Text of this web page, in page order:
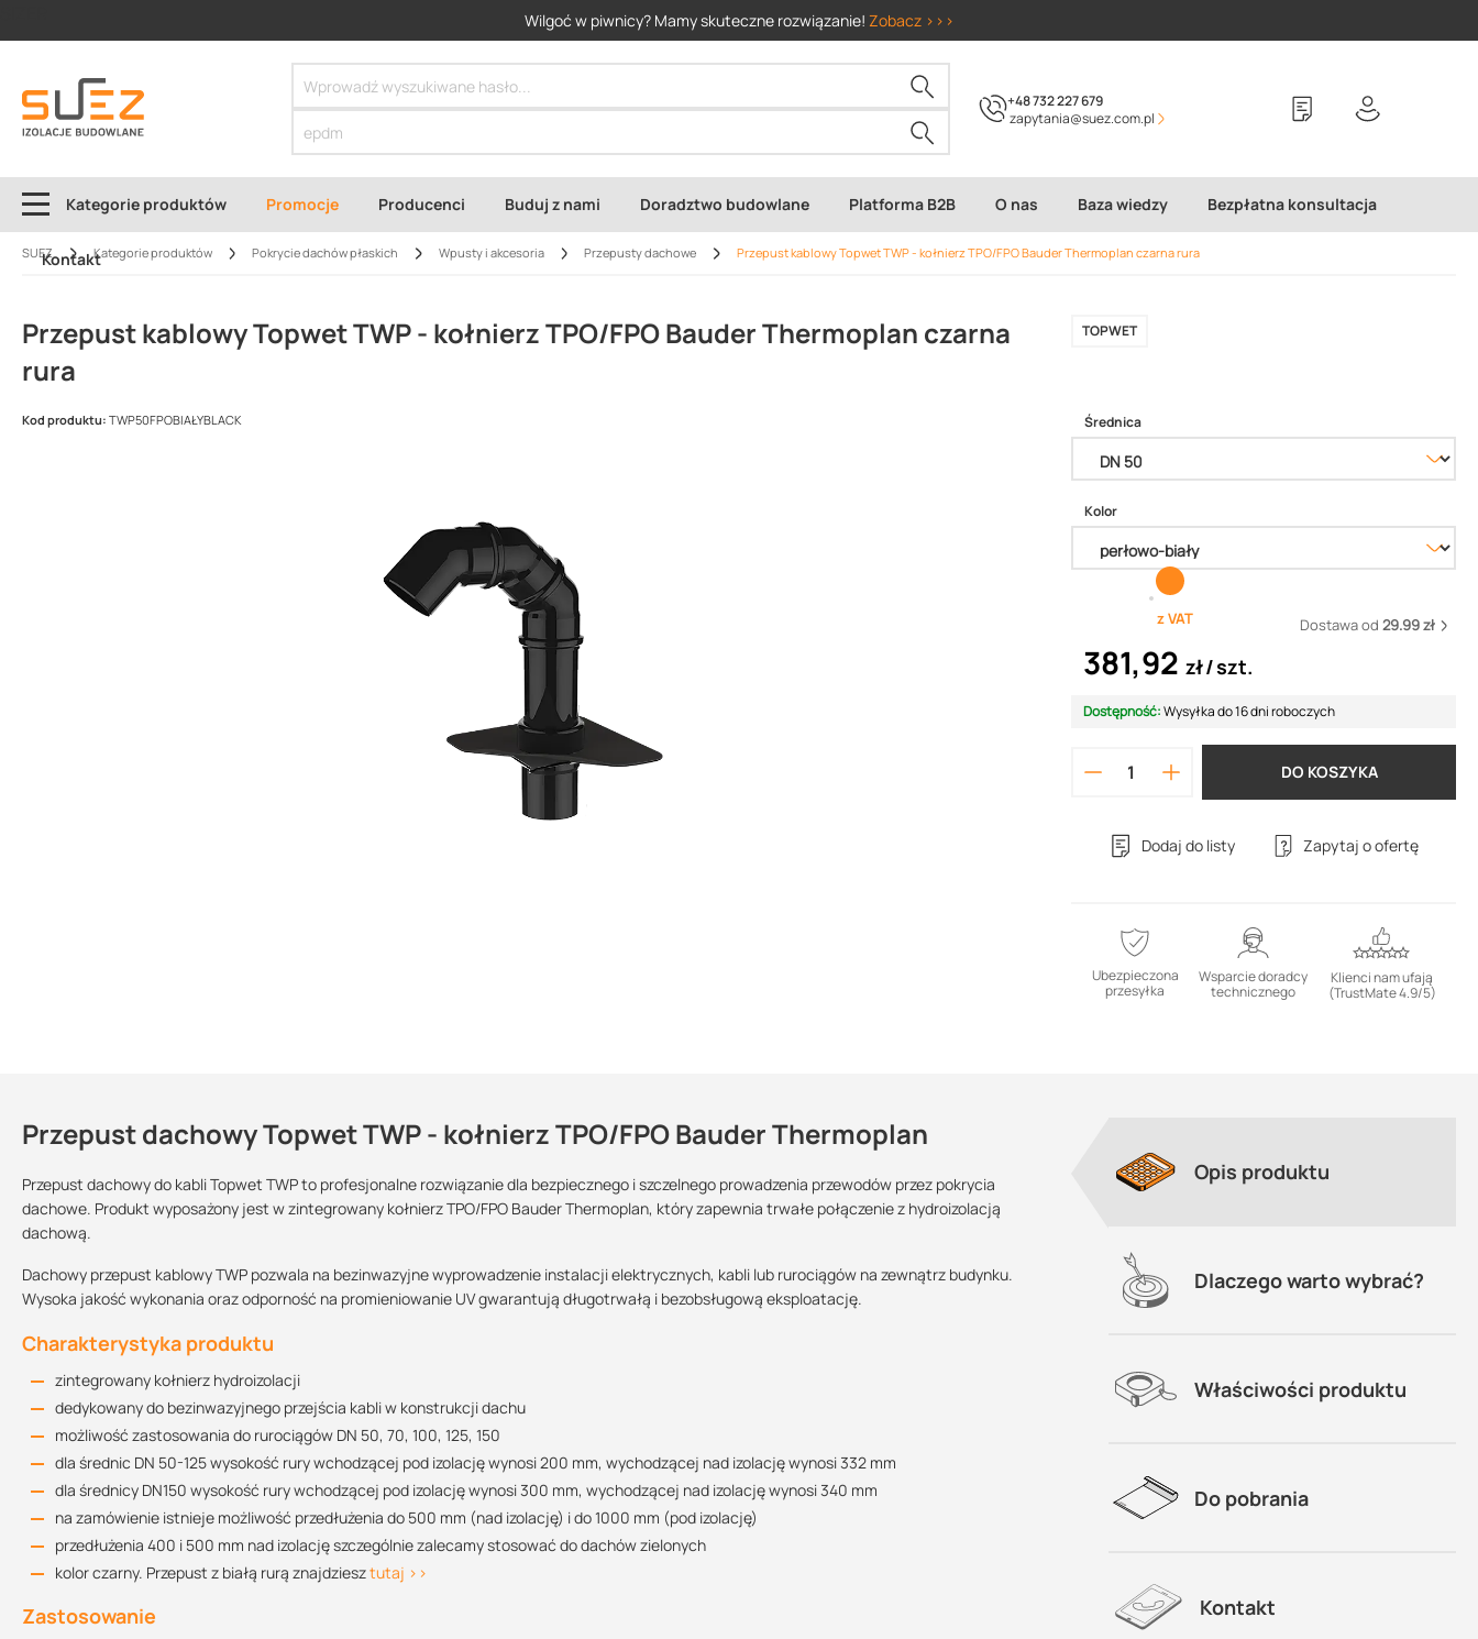
Wilgoć w piwnicy? Mamy skuteczne rozwiązanie! Zobacz >>>
+48 732 227 679
zapytania@suez.com.pl
Kategorie produktów Promocje Producenci Buduj z nami Doradztwo budowlane Platforma B2B O nas Baza wiedzy Bezpłatna konsultacja
Kontakt
SUEZ Kategorie produktów Pokrycie dachów płaskich Wpusty i akcesoria Przepusty dachowe Przepust kablowy Topwet TWP - kołnierz TPO/FPO Bauder Thermoplan czarna rura
Przepust kablowy Topwet TWP - kołnierz TPO/FPO Bauder Thermoplan czarna
rura
TOPWET
Kod produktu: TWP50FPOBIAŁYBLACK Średnica
Kolor
z VAT Dostawa od 29.99 zł
381,92 zł szt.
Dostępność:Wysyłka do 16 dni roboczych
DO KOSZYKA
Dodaj do listy Zapytaj o ofertę
Ubezpieczona
przesyłka
Wsparcie doradcy
technicznego
Klienci nam ufają
(TrustMate 4.9/5)
Przepust dachowy Topwet TWP - kołnierz TPO/FPO Bauder Thermoplan
Przepust dachowy do kabli Topwet TWP to profesjonalne rozwiązanie dla bezpiecznego i szczelnego prowadzenia przewodów przez pokrycia
dachowe. Produkt wyposażony jest w zintegrowany kołnierz TPO/FPO Bauder Thermoplan, który zapewnia trwałe połączenie z hydroizolacją
dachową.
Dachowy przepust kablowy TWP pozwala na bezinwazyjne wyprowadzenie instalacji elektrycznych, kabli lub rurociągów na zewnątrz budynku.
Wysoka jakość wykonania oraz odporność na promieniowanie UV gwarantują długotrwałą i bezobsługową eksploatację.
Charakterystyka produktu
zintegrowany kołnierz hydroizolacji
dedykowany do bezinwazyjnego przejścia kabli w konstrukcji dachu
możliwość zastosowania do rurociągów DN 50, 70, 100, 125, 150
dla średnic DN 50-125 wysokość rury wchodzącej pod izolację wynosi 200 mm, wychodzącej nad izolację wynosi 332 mm
dla średnicy DN150 wysokość rury wchodzącej pod izolację wynosi 300 mm, wychodzącej nad izolację wynosi 340 mm
na zamówienie istnieje możliwość przedłużenia do 500 mm (nad izolację) i do 1000 mm (pod izolację)
przedłużenia 400 i 500 mm nad izolację szczególnie zalecamy stosować do dachów zielonych
kolor czarny. Przepust z białą rurą znajdziesztutaj >>
Zastosowanie
Dlaczego warto zastosować przepust kablowy?
zapewniaszczelne przejścieprzez pokrycie dachu przewodom instalacyjnym
zapewnia sprawne wyprowadzenie przewodów instalacyjnych (kable, nośniki, przewody) z budynku na zewnątrz
nie wymaga regularnych kontroli
szybki montaż
estetyczny wygląd
kupując ten produkt u nas otrzymujesz profesjonalną obsługę logistyczną oraz wsparcie w zakresie doradztwa technicznego
Sprzedajemy na:
sztuki
tak
Deklaracja właściwości użytkowych
Instrukcja montażu
551.53 KB
Rysunek techniczny DN 50
79.74 KB
Kontakt
Maszy pytania lub wątpliwości?
Opis produktu
Dlaczego warto wybrać?
Właściwości produktu
Do pobrania
Kontakt